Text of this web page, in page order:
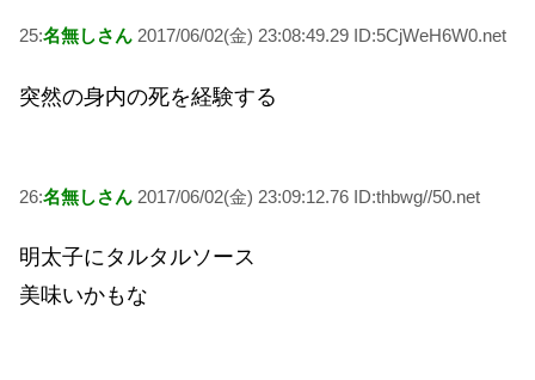
25:名無しさん 2017/06/02(金) 23:08:49.29 ID:5CjWeH6W0.net
突然の身内の死を経験する
26:名無しさん 2017/06/02(金) 23:09:12.76 ID:thbwg//50.net
明太子にタルタルソース
美味いかもな